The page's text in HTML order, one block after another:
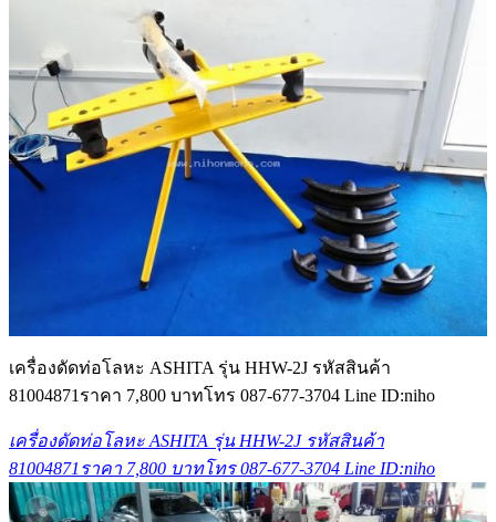
เครื่องดัดท่อโลหะ ASHITA รุ่น HHW-2J รหัสสินค้า
81004871ราคา 7,800 บาทโทร 087-677-3704 Line ID:niho
เครื่องดัดท่อโลหะ ASHITA รุ่น HHW-2J รหัสสินค้า
81004871ราคา 7,800 บาทโทร 087-677-3704 Line ID:niho